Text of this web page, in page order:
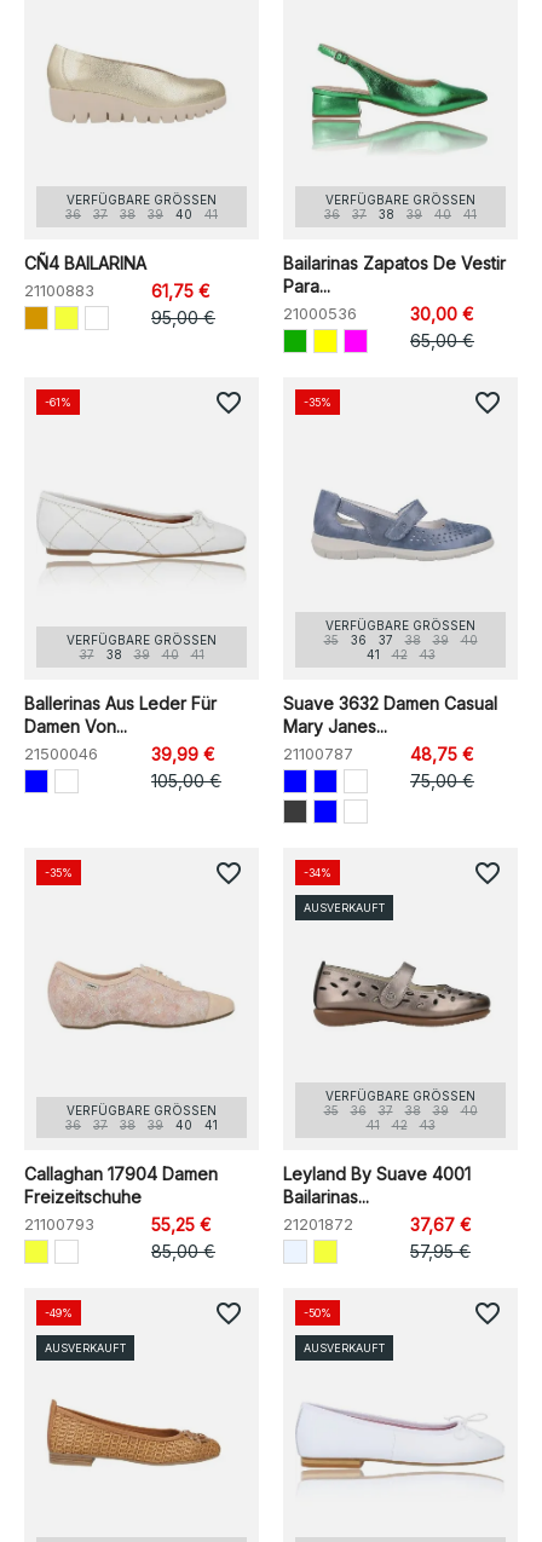
VERFÜGBARE GRÖSSEN
36
37 38 39 40 41
CÑ4 BAILARINA
21100883
61,75 €
95,00 €
VERFÜGBARE GRÖSSEN
36
37 38 39 40 41
Bailarinas Zapatos De Vestir
Para...
21000536
30,00 €
65,00 €
VERFÜGBARE GRÖSSEN
37
38 39 40 41
Ballerinas Aus Leder Für
Damen Von...
21500046
39,99 €
105,00 €
-61% favorite_border
VERFÜGBARE GRÖSSEN
35
36 37 38 39
40
41
42 43
Suave 3632 Damen Casual
Mary Janes...
21100787
48,75 €
75,00 €
-35% favorite_border
VERFÜGBARE GRÖSSEN
36
37 38 39 40 41
Callaghan 17904 Damen
Freizeitschuhe
21100793
55,25 €
85,00 €
-35% favorite_border
VERFÜGBARE GRÖSSEN
35
36 37 38 39
40
41
42 43
Leyland By Suave 4001
Bailarinas...
21201872
37,67 €
57,95 €
-34%
AUSVERKAUFT
favorite_border
-49%
AUSVERKAUFT
favorite_border -50%
AUSVERKAUFT
favorite_border